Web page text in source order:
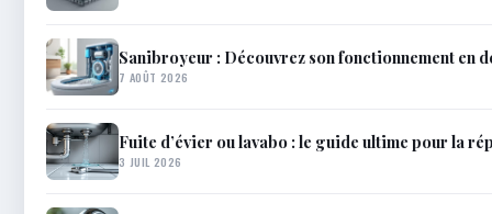
Sanibroyeur : Découvrez son fonctionnement en
7 AOÛT 2026
Fuite d’évier ou lavabo : le guide ultime pour la
3 JUIL 2026